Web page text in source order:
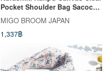
Pocket Shoulder Bag Sacoche
Oshi-katsu (Fan Activity)
Smartphone Pouch PVC Beige
MIGO BROOM JAPAN
1,337฿